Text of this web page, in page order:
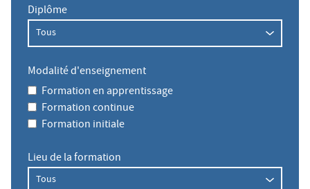
Diplôme
Modalité d'enseignement
Formation en apprentissage
Formation continue
Formation initiale
Lieu de la formation